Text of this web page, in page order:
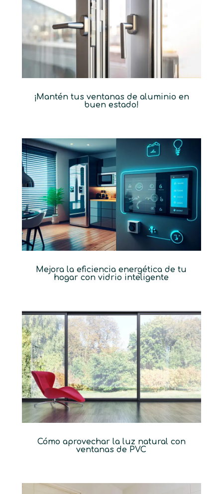
¡Mantén tus ventanas de aluminio en
buen estado!
Mejora la eficiencia energética de tu
hogar con vidrio inteligente
Cómo aprovechar la luz natural con
ventanas de PVC